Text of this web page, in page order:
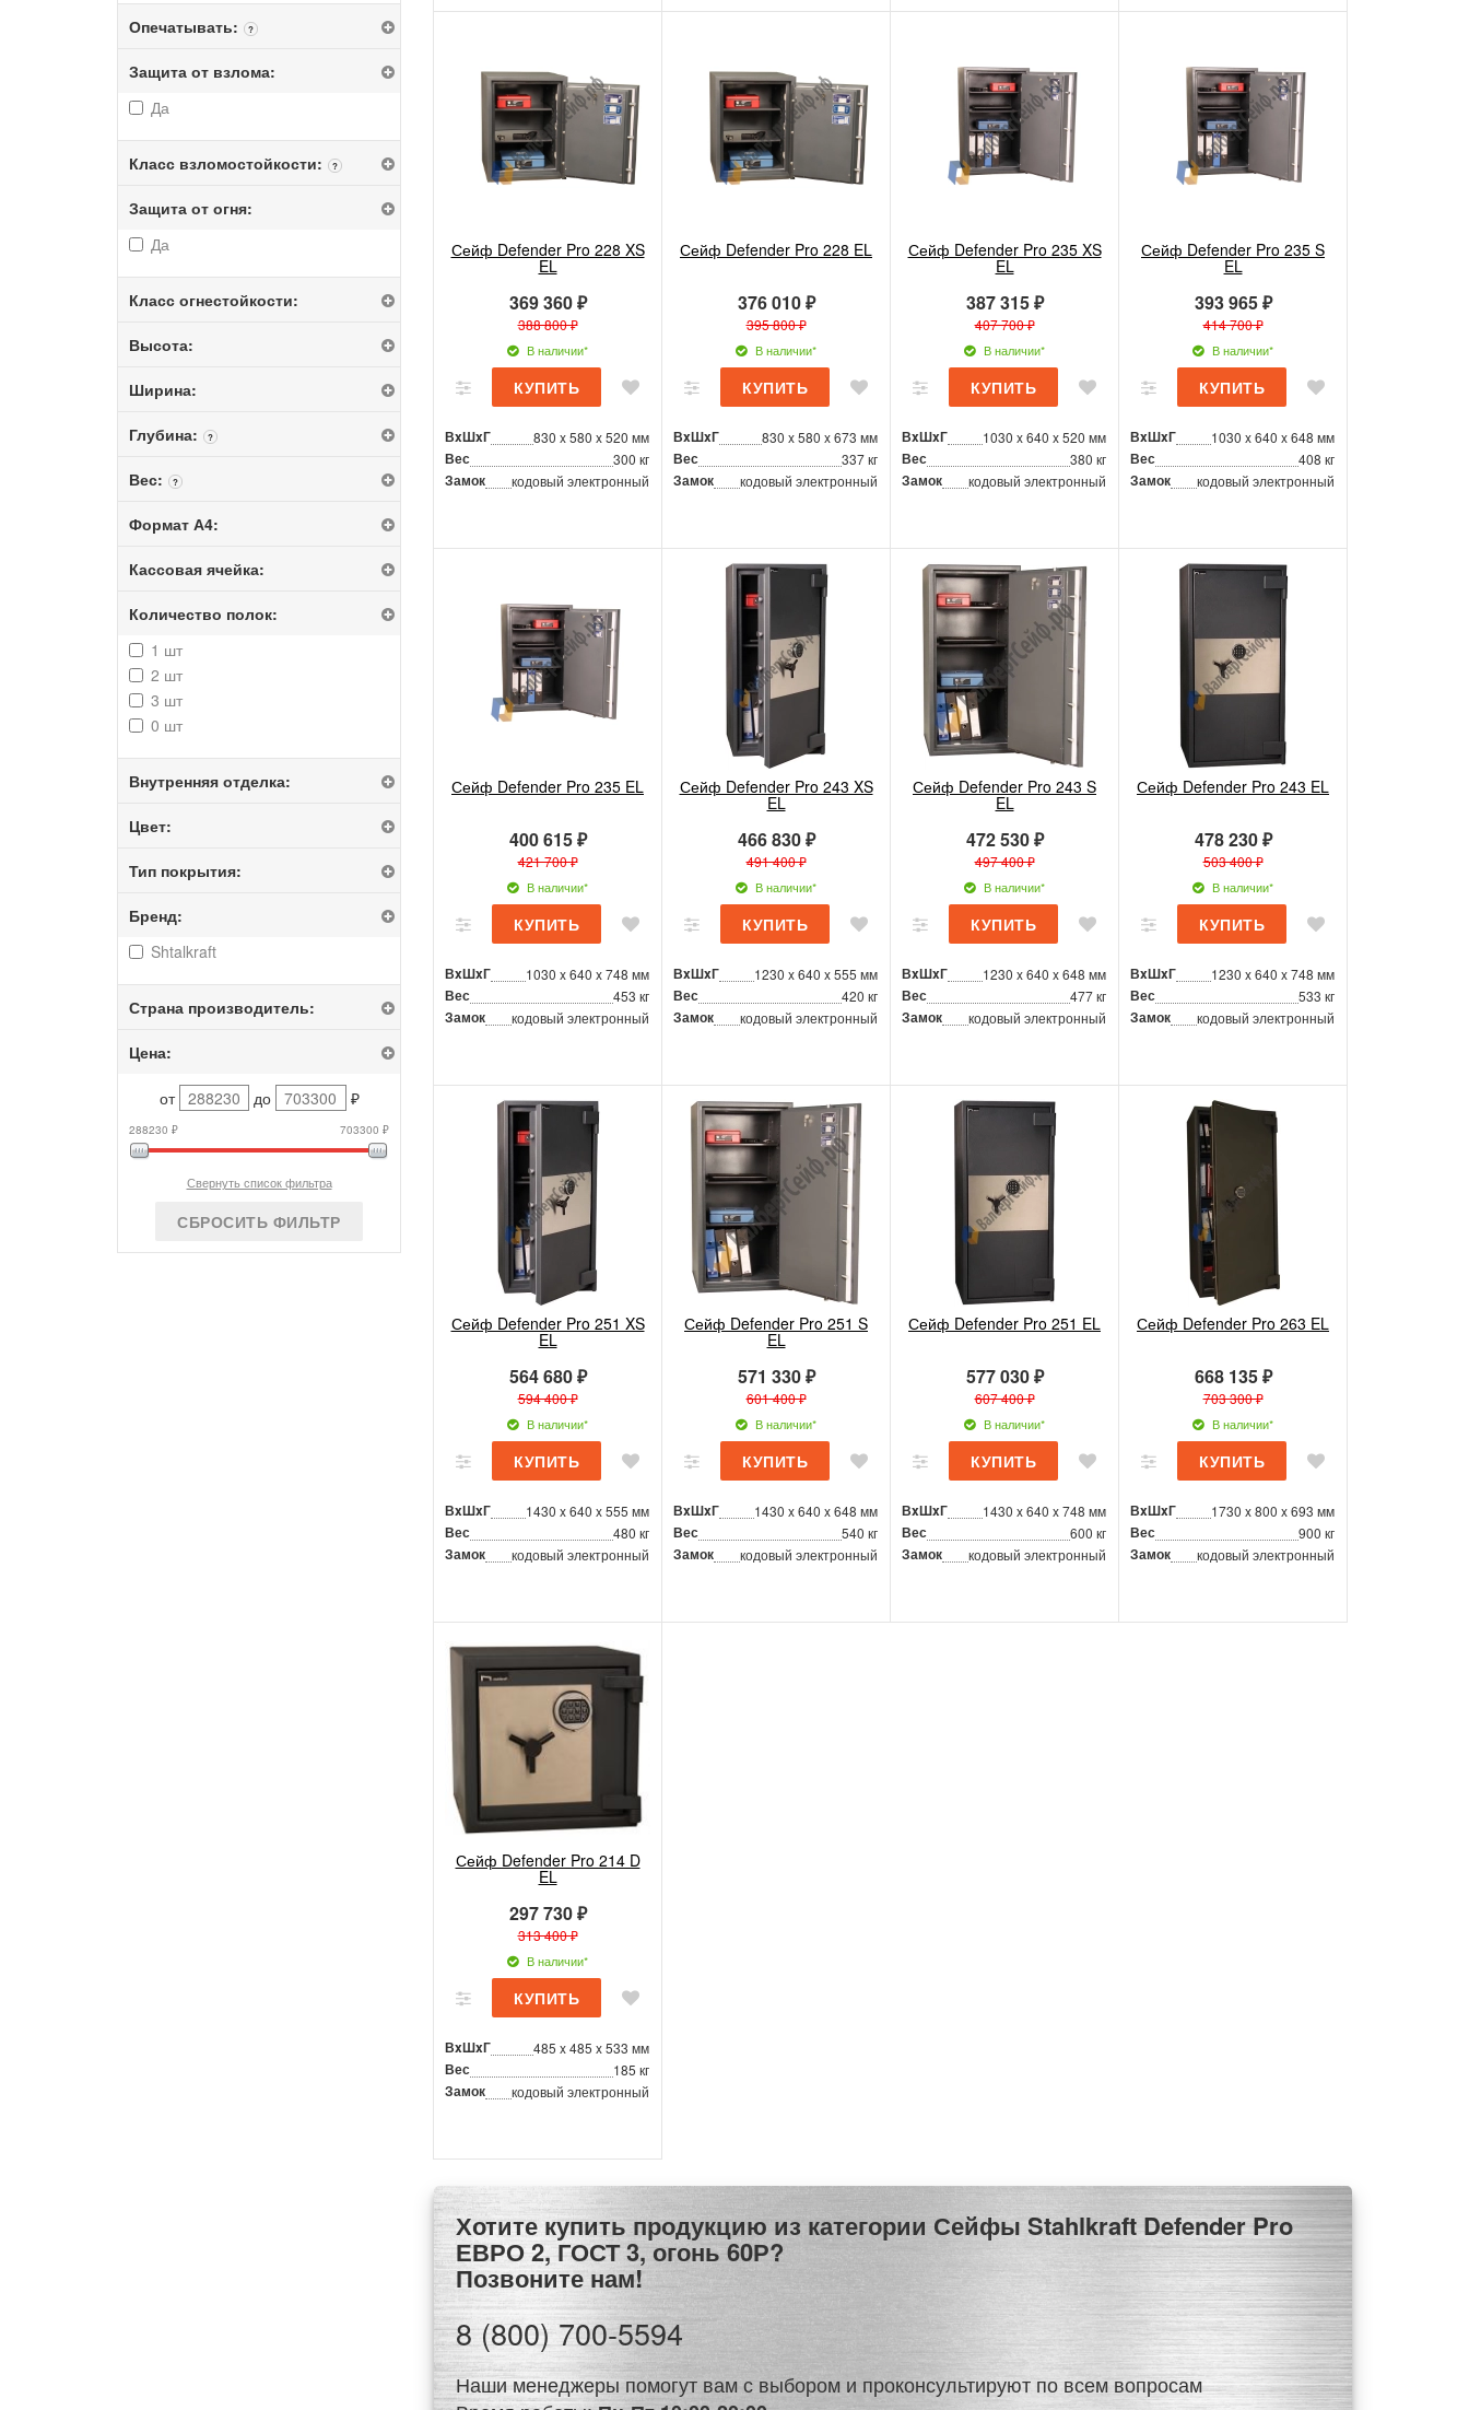
Опечатывать: ?
Защита от взлома:
Да
Класс взломостойкости: ?
Защита от огня:
Да
Класс огнестойкости:
Высота:
Ширина:
Глубина: ?
Вес: ?
Формат А4:
Кассовая ячейка:
Количество полок:
1 шт
2 шт
3 шт
0 шт
Внутренняя отделка:
Цвет:
Тип покрытия:
Бренд:
Shtalkraft
Страна производитель:
Цена:
от до ₽
288230 ₽ 703300 ₽
Свернуть список фильтра
СБРОСИТЬ ФИЛЬТР
Сейф Defender Pro 228 XS
EL
369 360 ₽
388 800 ₽
В наличии*
ВxШxГ 830 x 580 x 520 мм
Вес 300 кг
Замок кодовый электронный
Сейф Defender Pro 228 EL
376 010 ₽
395 800 ₽
В наличии*
ВxШxГ 830 x 580 x 673 мм
Вес 337 кг
Замок кодовый электронный
Сейф Defender Pro 235 XS
EL
387 315 ₽
407 700 ₽
В наличии*
ВxШxГ 1030 x 640 x 520 мм
Вес 380 кг
Замок кодовый электронный
Сейф Defender Pro 235 S
EL
393 965 ₽
414 700 ₽
В наличии*
ВxШxГ 1030 x 640 x 648 мм
Вес 408 кг
Замок кодовый электронный
Сейф Defender Pro 235 EL
400 615 ₽
421 700 ₽
В наличии*
ВxШxГ 1030 x 640 x 748 мм
Вес 453 кг
Замок кодовый электронный
Сейф Defender Pro 243 XS
EL
466 830 ₽
491 400 ₽
В наличии*
ВxШxГ 1230 x 640 x 555 мм
Вес 420 кг
Замок кодовый электронный
Сейф Defender Pro 243 S
EL
472 530 ₽
497 400 ₽
В наличии*
ВxШxГ 1230 x 640 x 648 мм
Вес 477 кг
Замок кодовый электронный
Сейф Defender Pro 243 EL
478 230 ₽
503 400 ₽
В наличии*
ВxШxГ 1230 x 640 x 748 мм
Вес 533 кг
Замок кодовый электронный
Сейф Defender Pro 251 XS
EL
564 680 ₽
594 400 ₽
В наличии*
ВxШxГ 1430 x 640 x 555 мм
Вес 480 кг
Замок кодовый электронный
Сейф Defender Pro 251 S
EL
571 330 ₽
601 400 ₽
В наличии*
ВxШxГ 1430 x 640 x 648 мм
Вес 540 кг
Замок кодовый электронный
Сейф Defender Pro 251 EL
577 030 ₽
607 400 ₽
В наличии*
ВxШxГ 1430 x 640 x 748 мм
Вес 600 кг
Замок кодовый электронный
Сейф Defender Pro 263 EL
668 135 ₽
703 300 ₽
В наличии*
ВxШxГ 1730 x 800 x 693 мм
Вес 900 кг
Замок кодовый электронный
Сейф Defender Pro 214 D
EL
297 730 ₽
313 400 ₽
В наличии*
ВxШxГ 485 x 485 x 533 мм
Вес 185 кг
Замок кодовый электронный
Хотите купить продукцию из категории Сейфы Stahlkraft Defender Pro
ЕВРО 2, ГОСТ 3, огонь 60Р?
Позвоните нам!
8 (800) 700-5594
Наши менеджеры помогут вам с выбором и проконсультируют по всем вопросам